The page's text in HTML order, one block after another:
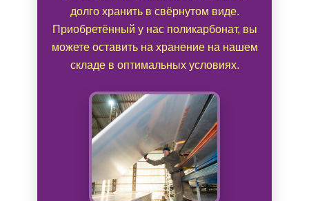
долго хранить в свёрнутом виде.
Приобретённый у нас поликарбонат, вы
можете оставить на хранение на нашем
складе в оптимальных условиях.